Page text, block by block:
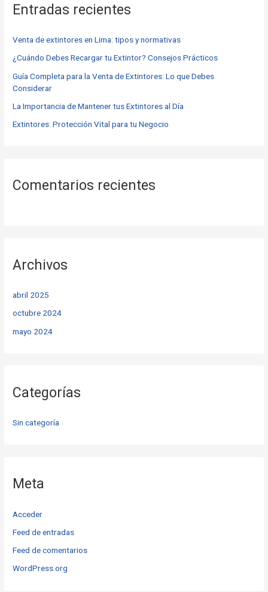
a
p
o
r
:
Entradas recientes
Venta de extintores en Lima: tipos y normativas
¿Cuándo Debes Recargar tu Extintor? Consejos Prácticos
Guía Completa para la Venta de Extintores: Lo que Debes
Considerar
La Importancia de Mantener tus Extintores al Día
Extintores: Protección Vital para tu Negocio
Comentarios recientes
Archivos
abril 2025
octubre 2024
mayo 2024
Categorías
Sin categoría
Meta
Acceder
Feed de entradas
Feed de comentarios
WordPress.org